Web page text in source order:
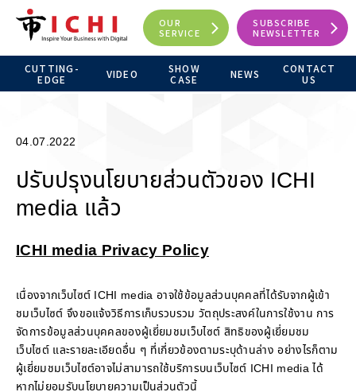
OUR
SERVICE
SUBSCRIBE
NEWSLETTER
CUTTING-
EDGE
VIDEO
SHOW
CASE
NEWS
CONTACT
US
04.07.2022
ปรับปรุงนโยบายส่วนตัวของ ICHI
media แล้ว
ICHI media Privacy Policy
เนื่องจากเว็บไซต์ ICHI media อาจใช้ข้อมูลส่วนบุคคลที่ได้รับจากผู้เข้า
ชมเว็บไซต์ จึงขอแจ้งวิธีการเก็บรวบรวม วัตถุประสงค์ในการใช้งาน การ
จัดการข้อมูลส่วนบุคคลของผู้เยี่ยมชมเว็บไซต์ สิทธิของผู้เยี่ยมชม
เว็บไซต์ และรายละเอียดอื่น ๆ ที่เกี่ยวข้องตามระบุด้านล่าง อย่างไรก็ตาม
ผู้เยี่ยมชมเว็บไซต์อาจไม่สามารถใช้บริการบนเว็บไซต์ ICHI media ได้
หากไม่ยอมรับนโยบายความเป็นส่วนตัวนี้